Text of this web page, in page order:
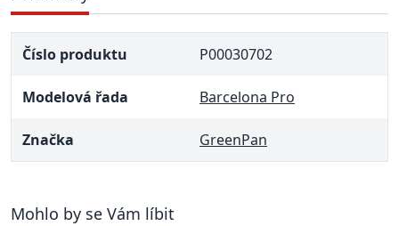
Číslo produktu P00030702
Modelová řada Barcelona Pro
Značka GreenPan
Mohlo by se Vám líbit